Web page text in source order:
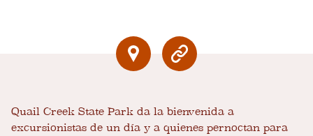
Quail Creek State Park da la bienvenida a
excursionistas de un día y a quienes pernoctan para